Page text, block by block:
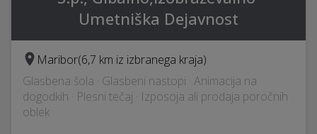
Umetniška Dejavnost
Maribor(6,7 km iz izbranega kraja)
Glasbena šola · Glasbeni nastopi · Animacija na
dogodkih · Plesni tečaj · Izposoja ali prodaja poročnih
oblek